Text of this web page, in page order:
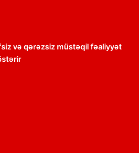
və qərəzsiz müstəqil fəaliyyət